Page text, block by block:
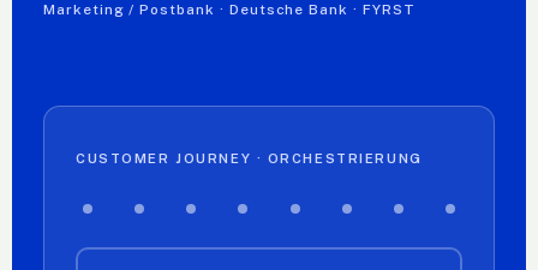
Marketing / Postbank · Deutsche Bank · FYRST
CUSTOMER JOURNEY · ORCHESTRIERUNG